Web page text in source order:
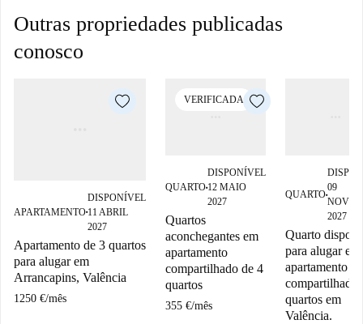
Outras propriedades publicadas
conosco
APARTAMENTO■
DISPONÍVEL
11 ABRIL
2027
Apartamento de 3 quartos
para alugar em
Arrancapins, Valência
1250 €/mês
VERIFICADA
QUARTO■
DISPONÍVEL
12 MAIO
2027
Quartos
aconchegantes em
apartamento
compartilhado de 4
quartos
355 €/mês
QUARTO■
09
2027
Quarto
para alugar em
apartamento
compartilhado
quartos em
Valência.